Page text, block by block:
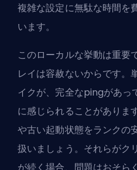
複雑な設定に無駄な時間を
います。
このローカルな挙動は重要
レイは容赦ないからです。
イクが、完全なpingがあっ
に感じられることがありま
や古い起動状態をランクの
扱いましょう。それらがク
が続く場合、問題はおそら